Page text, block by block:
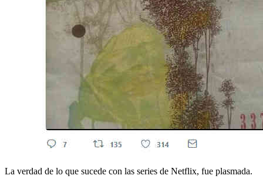
La verdad de lo que sucede con las series de Netflix, fue plasmada.